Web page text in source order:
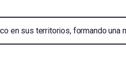
en sus territorios, formando una